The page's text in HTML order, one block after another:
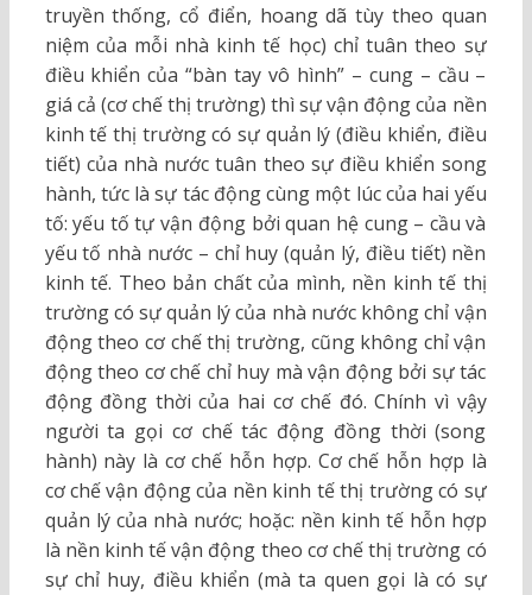
truyền thống, cổ điển, hoang dã tùy theo quan
niệm của mỗi nhà kinh tế học) chỉ tuân theo sự
điều khiển của “bàn tay vô hình” – cung – cầu –
giá cả (cơ chế thị trường) thì sự vận động của nền
kinh tế thị trường có sự quản lý (điều khiển, điều
tiết) của nhà nước tuân theo sự điều khiển song
hành, tức là sự tác động cùng một lúc của hai yếu
tố: yếu tố tự vận động bởi quan hệ cung – cầu và
yếu tố nhà nước – chỉ huy (quản lý, điều tiết) nền
kinh tế. Theo bản chất của mình, nền kinh tế thị
trường có sự quản lý của nhà nước không chỉ vận
động theo cơ chế thị trường, cũng không chỉ vận
động theo cơ chế chỉ huy mà vận động bởi sự tác
động đồng thời của hai cơ chế đó. Chính vì vậy
người ta gọi cơ chế tác động đồng thời (song
hành) này là cơ chế hỗn hợp. Cơ chế hỗn hợp là
cơ chế vận động của nền kinh tế thị trường có sự
quản lý của nhà nước; hoặc: nền kinh tế hỗn hợp
là nền kinh tế vận động theo cơ chế thị trường có
sự chỉ huy, điều khiển (mà ta quen gọi là có sự